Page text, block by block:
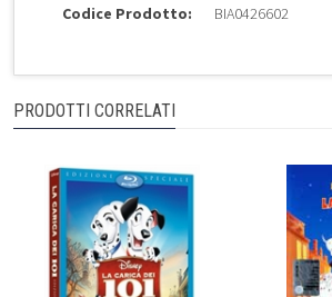
Codice Prodotto:
BIA0426602
PRODOTTI CORRELATI